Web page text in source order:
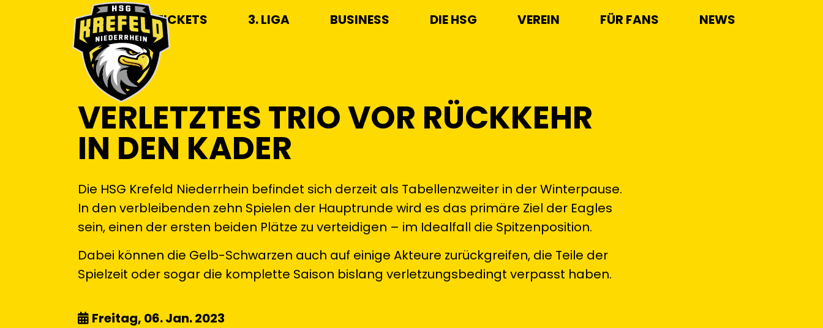
TICKETS 3. LIGA BUSINESS DIE HSG VEREIN FÜR FANS NEWS
VERLETZTES TRIO VOR RÜCKKEHR
IN DEN KADER
Die HSG Krefeld Niederrhein befindet sich derzeit als Tabellenzweiter in der Winterpause.
In den verbleibenden zehn Spielen der Hauptrunde wird es das primäre Ziel der Eagles
sein, einen der ersten beiden Plätze zu verteidigen – im Idealfall die Spitzenposition.
Dabei können die Gelb-Schwarzen auch auf einige Akteure zurückgreifen, die Teile der
Spielzeit oder sogar die komplette Saison bislang verletzungsbedingt verpasst haben.
Freitag, 06. Jan. 2023